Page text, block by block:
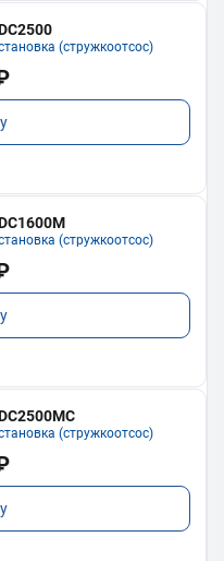
(стружкоотсос)
(стружкоотсос)
(стружкоотсос)